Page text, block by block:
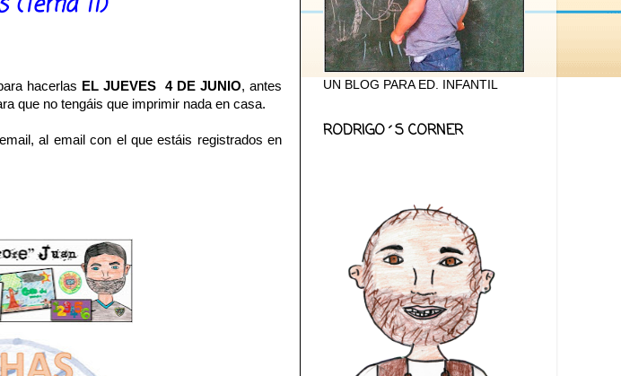
hacerlas EL JUEVES 4 DE JUNIO, antes
que no tengáis que imprimir nada en casa.
al email con el que estáis registrados en
UN BLOG PARA ED. INFANTIL
RODRIGO´S CORNER